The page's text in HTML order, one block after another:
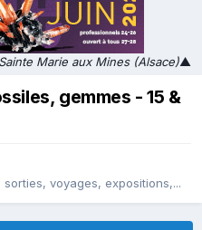
Marie aux Mines (Alsace)▲
gemmes - 15 &
voyages, expositions,...